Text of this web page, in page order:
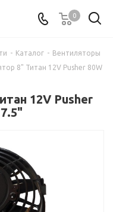
0
- Каталог - Вентиляторы
8" Титан 12V Pusher 80W
12V Pusher